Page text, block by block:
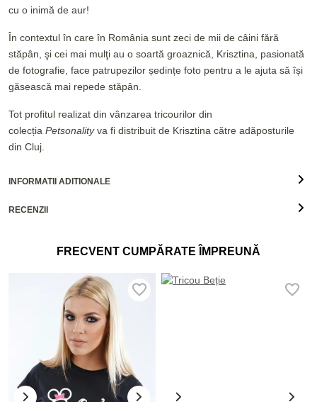
cu o inimă de aur!
În contextul în care în România sunt zeci de mii de câini fără
stăpân, şi cei mai mulţi au o soartă groaznică, Krisztina, pasionată
de fotografie, face patrupezilor ședințe foto pentru a le ajuta să își
găsească mai repede stăpân.
Tot profitul realizat din vânzarea tricourilor din
colecția Petsonalityva fi distribuit de Krisztina către adăposturile
din Cluj.
INFORMATII ADITIONALE
RECENZII
FRECVENT CUMPĂRATE ÎMPREUNĂ